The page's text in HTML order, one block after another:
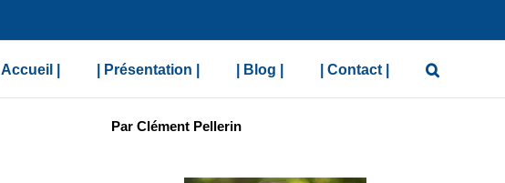
| Accueil | | Présentation | | Blog | | Contact |
Par Clément Pellerin